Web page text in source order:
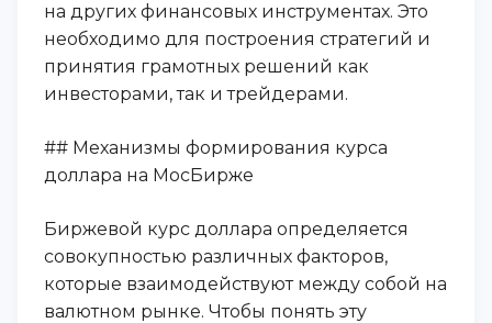
на других финансовых инструментах. Это
необходимо для построения стратегий и
принятия грамотных решений как
инвесторами, так и трейдерами.
## Механизмы формирования курса
доллара на МосБирже
Биржевой курс доллара определяется
совокупностью различных факторов,
которые взаимодействуют между собой на
валютном рынке. Чтобы понять эту